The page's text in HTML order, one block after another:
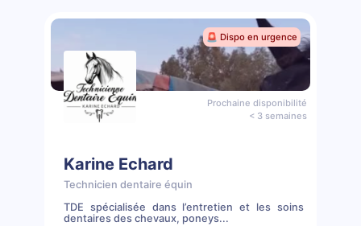
🚨 Dispo en urgence
Prochaine disponibilité
< 3 semaines
Karine Echard
Technicien dentaire équin
TDE spécialisée dans l’entretien et les soins
dentaires des chevaux, poneys...